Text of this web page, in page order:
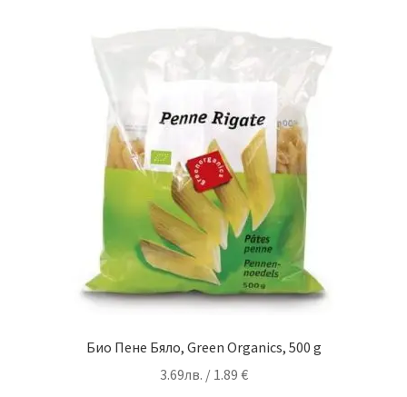
Био Пене Бяло, Green Organics, 500 g
3.69лв. / 1.89 €